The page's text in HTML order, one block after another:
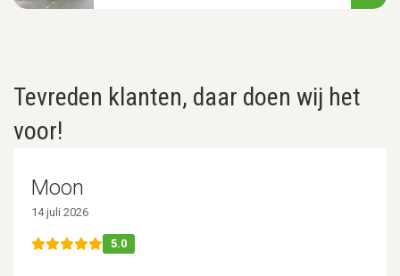
Tevreden klanten, daar doen wij het
voor!
Moon
14 juli 2026
5.0